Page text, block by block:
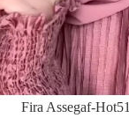
Fira Assegaf-Hot51